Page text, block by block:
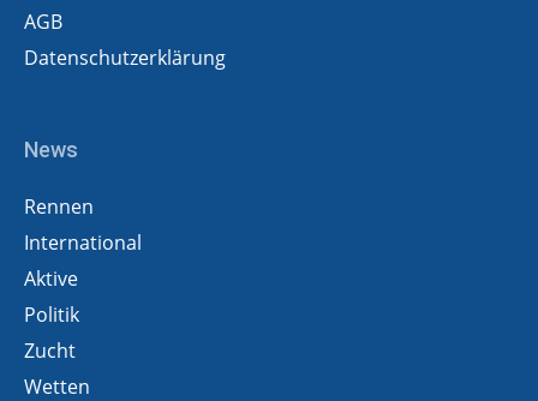
AGB
Datenschutzerklärung
News
Rennen
International
Aktive
Politik
Zucht
Wetten